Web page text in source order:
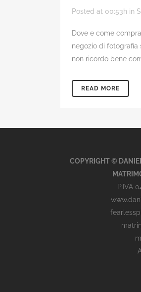
Posted at 00:53h in
Dove e come
negozio di fotografia
non ricordo bene
READ MORE
COPYRIGHT ©
P.IVA